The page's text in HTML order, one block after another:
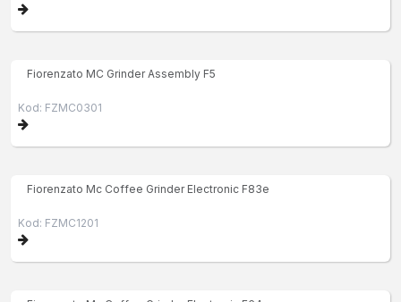
Fiorenzato MC Grinder Assembly F5
Kod: FZMC0301
Fiorenzato Mc Coffee Grinder Electronic F83e
Kod: FZMC1201